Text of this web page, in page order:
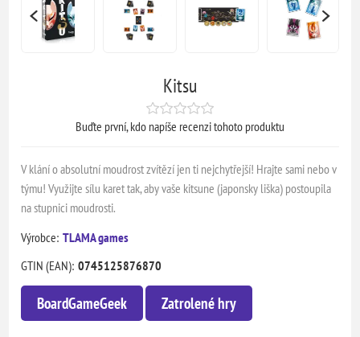
Kitsu
Buďte první, kdo napíše recenzi tohoto produktu
V klání o absolutní moudrost zvítězí jen ti nejchytřejší! Hrajte sami nebo v
týmu! Využijte sílu karet tak, aby vaše kitsune (japonsky liška) postoupila
na stupnici moudrosti.
Výrobce: TLAMA games
GTIN (EAN): 0745125876870
BoardGameGeek Zatrolené hry